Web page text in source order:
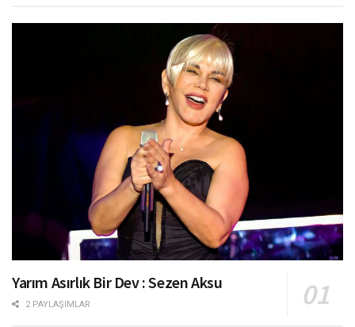
Yarım Asırlık Bir Dev : Sezen Aksu
2 PAYLAŞIMLAR